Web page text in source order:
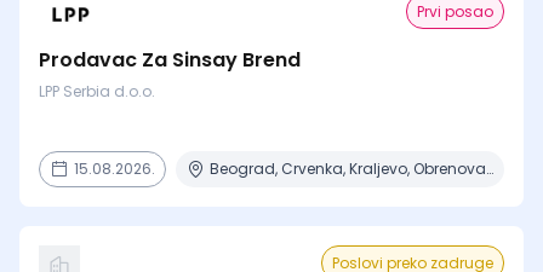
Prvi posao
Prodavac Za Sinsay Brend
LPP Serbia d.o.o.
15.08.2026. Beograd, Crvenka, Kraljevo, Obrenovac, Prokuplje + 5 mesta
Poslovi preko zadruge